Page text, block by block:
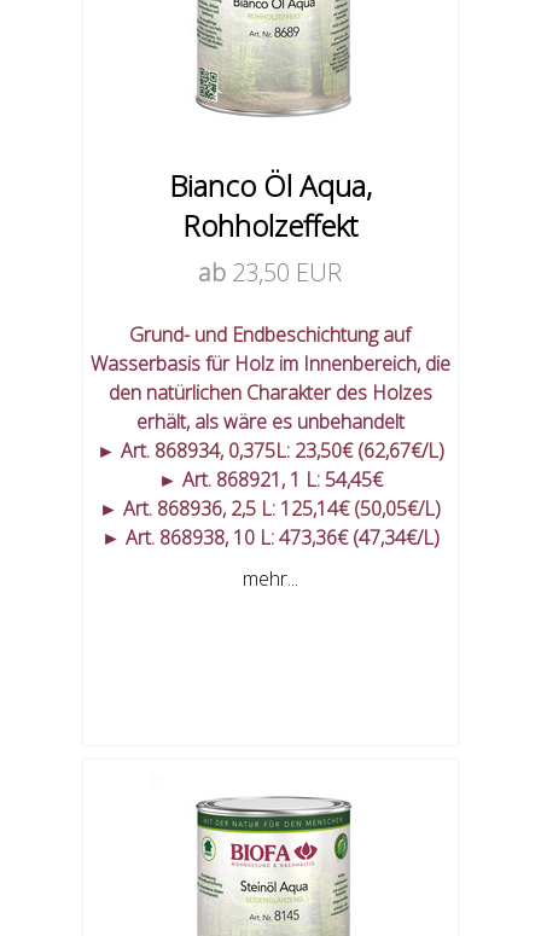
Bianco Öl Aqua,
Rohholzeffekt
ab 23,50 EUR
Grund- und Endbeschichtung auf
Wasserbasis für Holz im Innenbereich, die
den natürlichen Charakter des Holzes
erhält, als wäre es unbehandelt
► Art. 868934, 0,375L: 23,50€ (62,67€/L)
► Art. 868921, 1 L: 54,45€
► Art. 868936, 2,5 L: 125,14€ (50,05€/L)
► Art. 868938, 10 L: 473,36€ (47,34€/L)
mehr...